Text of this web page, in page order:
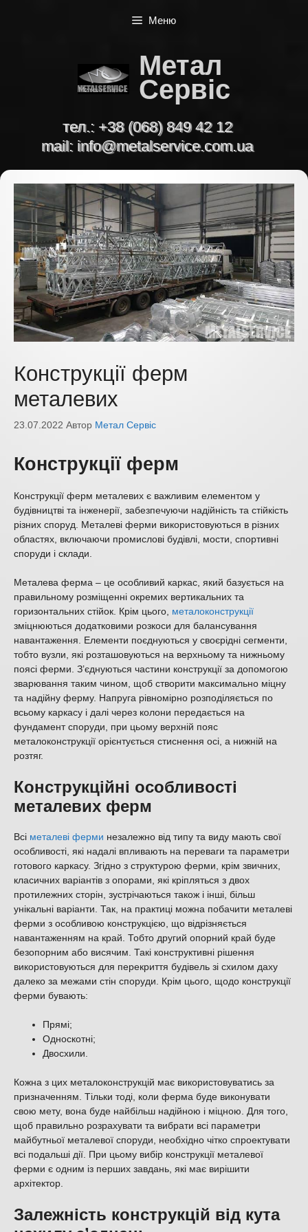
Меню
Метал
Сервіс
тел.: +38 (068) 849 42 12
mail: info@metalservice.com.ua
Конструкції ферм
металевих
23.07.2022 Автор Метал Сервіс
Конструкції ферм
Конструкції ферм металевих є важливим елементом у
будівництві та інженерії, забезпечуючи надійність та стійкість
різних споруд. Металеві ферми використовуються в різних
областях, включаючи промислові будівлі, мости, спортивні
споруди і склади.
Металева ферма – це особливий каркас, який базується на
правильному розміщенні окремих вертикальних та
горизонтальних стійок. Крім цього, металоконструкції
зміцнюються додатковими розкоси для балансування
навантаження. Елементи поєднуються у своєрідні сегменти,
тобто вузли, які розташовуються на верхньому та нижньому
поясі ферми. З’єднуються частини конструкції за допомогою
зварювання таким чином, щоб створити максимально міцну
та надійну ферму. Напруга рівномірно розподіляється по
всьому каркасу і далі через колони передається на
фундамент споруди, при цьому верхній пояс
металоконструкції орієнтується стиснення осі, а нижній на
розтяг.
Конструкційні особливості
металевих ферм
Всі металеві ферми незалежно від типу та виду мають свої
особливості, які надалі впливають на переваги та параметри
готового каркасу. Згідно з структурою ферми, крім звичних,
класичних варіантів з опорами, які кріпляться з двох
протилежних сторін, зустрічаються також і інші, більш
унікальні варіанти. Так, на практиці можна побачити металеві
ферми з особливою конструкцією, що відрізняється
навантаженням на край. Тобто другий опорний край буде
безопорним або висячим. Такі конструктивні рішення
використовуються для перекриття будівель зі схилом даху
далеко за межами стін споруди. Крім цього, щодо конструкції
ферми бувають:
Прямі;
Односкотні;
Двосхили.
Кожна з цих металоконструкцій має використовуватись за
призначенням. Тільки тоді, коли ферма буде виконувати
свою мету, вона буде найбільш надійною і міцною. Для того,
щоб правильно розрахувати та вибрати всі параметри
майбутньої металевої споруди, необхідно чітко спроектувати
всі подальші дії. При цьому вибір конструкції металевої
ферми є одним із перших завдань, які має вирішити
архітектор.
Залежність конструкцій від кута